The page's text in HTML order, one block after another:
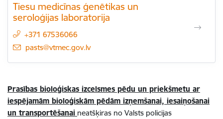
Tiesu medicīnas ģenētikas un
seroloģijas laboratorija
+371 67536066
E-pasts:
pasts@vtmec.gov.lv
Prasības bioloģiskas izcelsmes pēdu un priekšmetu ar
iespējamām bioloģiskām pēdām izņemšanai, iesaiņošanai
un transportēšanai neatšķiras no Valsts policijas